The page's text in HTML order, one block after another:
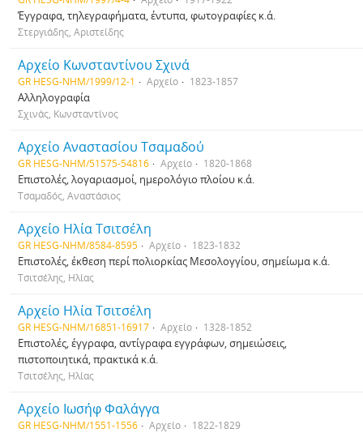
Έγγραφα, τηλεγραφήματα, έντυπα, φωτογραφίες κ.ά.
Στεργιάδης, Αριστείδης
Αρχείο Κωνσταντίνου Σχινά
GR HESG-NHM/1999/12-1 Αρχείο 1823-1857
Αλληλογραφία
Σχινάς, Κωνσταντίνος
Αρχείο Αναστασίου Τσαμαδού
GR HESG-NHM/51575-54816 Αρχείο 1820-1868
Επιστολές, λογαριασμοί, ημερολόγιο πλοίου κ.ά.
Τσαμαδός, Αναστάσιος
Αρχείο Ηλία Τσιτσέλη
GR HESG-NHM/8584-8595 Αρχείο 1823-1832
Επιστολές, έκθεση περί πολιορκίας Μεσολογγίου, σημείωμα κ.ά.
Τσιτσέλης, Ηλίας
Αρχείο Ηλία Τσιτσέλη
GR HESG-NHM/16851-16917 Αρχείο 1328-1852
Επιστολές, έγγραφα, αντίγραφα εγγράφων, σημειώσεις,
πιστοποιητικά, πρακτικά κ.ά.
Τσιτσέλης, Ηλίας
Αρχείο Ιωσήφ Φαλάγγα
GR HESG-NHM/1551-1556 Αρχείο 1822-1829